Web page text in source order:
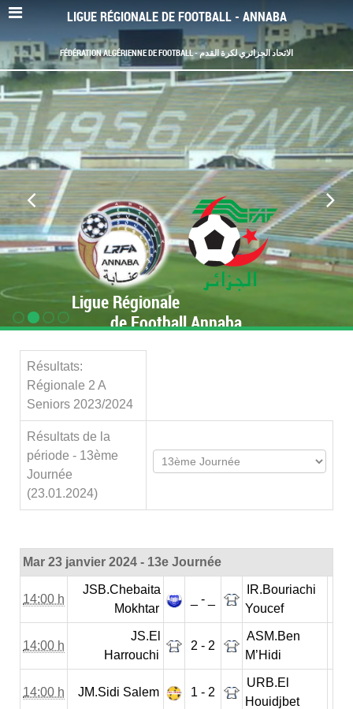
LIGUE RÉGIONALE DE FOOTBALL - ANNABA
FÉDÉRATION ALGÉRIENNE DE FOOTBALL - الاتحاد الجزائري لكرة القدم
Ligue Régionale
de Football Annaba
Résultats:
Régionale 2 A
Seniors 2023/2024
Résultats de la
période - 13ème
Journée
(23.01.2024)
Mar 23 janvier 2024 - 13e Journée
14:00 h
JSB.Chebaita
Mokhtar
_ - _
IR.Bouriachi
Youcef
14:00 h
JS.El
Harrouchi
2 - 2
ASM.Ben
M’Hidi
14:00 h JM.Sidi Salem 1 - 2
URB.El
Houidjbet